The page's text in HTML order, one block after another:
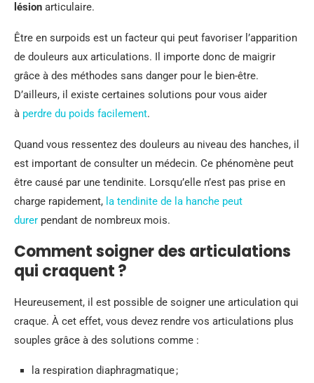
lésion articulaire.
Être en surpoids est un facteur qui peut favoriser l’apparition
de douleurs aux articulations. Il importe donc de maigrir
grâce à des méthodes sans danger pour le bien-être.
D’ailleurs, il existe certaines solutions pour vous aider
à perdre du poids facilement.
Quand vous ressentez des douleurs au niveau des hanches, il
est important de consulter un médecin. Ce phénomène peut
être causé par une tendinite. Lorsqu’elle n’est pas prise en
charge rapidement, la tendinite de la hanche peut
durer pendant de nombreux mois.
Comment soigner des articulations
qui craquent ?
Heureusement, il est possible de soigner une articulation qui
craque. À cet effet, vous devez rendre vos articulations plus
souples grâce à des solutions comme :
la respiration diaphragmatique ;